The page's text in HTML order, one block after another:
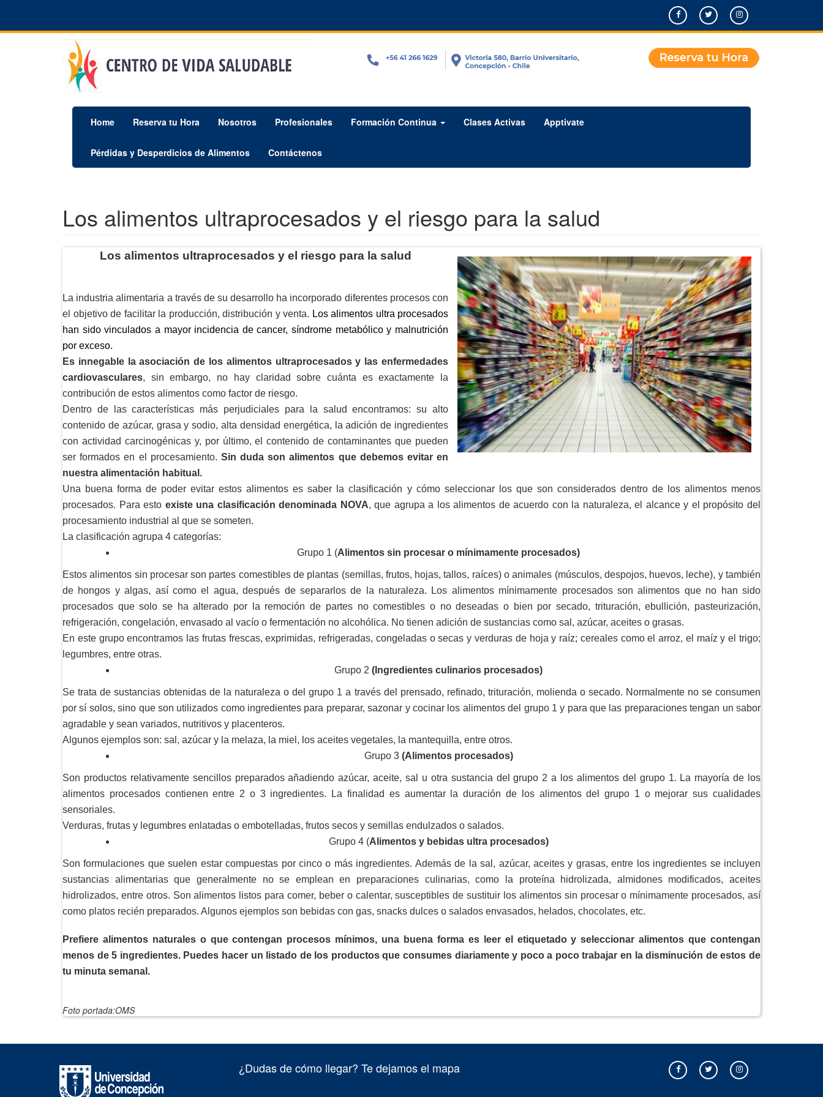
contenido
Home Reserva tu Hora Nosotros Profesionales Formación Continua Clases Activas Apptivate
Pérdidas y Desperdicios de Alimentos Contáctenos
Los alimentos ultraprocesados y el riesgo para la salud
Los alimentos ultraprocesados y el riesgo para la salud
La industria alimentaria a través de su desarrollo ha incorporado diferentes procesos con
el objetivo de facilitar la producción, distribución y venta. Los alimentos ultra procesados
han sido vinculados a mayor incidencia de cancer, síndrome metabólico y malnutrición
por exceso.
Es innegable la asociación de los alimentos ultraprocesados y las enfermedades
cardiovasculares, sin embargo, no hay claridad sobre cuánta es exactamente la
contribución de estos alimentos como factor de riesgo.
Dentro de las características más perjudiciales para la salud encontramos: su alto
contenido de azúcar, grasa y sodio, alta densidad energética, la adición de ingredientes
con actividad carcinogénicas y, por último, el contenido de contaminantes que pueden
ser formados en el procesamiento. Sin duda son alimentos que debemos evitar en
nuestra alimentación habitual.
Una buena forma de poder evitar estos alimentos es saber la clasificación y cómo seleccionar los que son considerados dentro de los alimentos menos
procesados. Para esto existe una clasificación denominada NOVA, que agrupa a los alimentos de acuerdo con la naturaleza, el alcance y el propósito del
procesamiento industrial al que se someten.
La clasificación agrupa 4 categorías:
Grupo 1 (Alimentos sin procesar o mínimamente procesados)
Estos alimentos sin procesar son partes comestibles de plantas (semillas, frutos, hojas, tallos, raíces) o animales (músculos, despojos, huevos, leche), y también
de hongos y algas, así como el agua, después de separarlos de la naturaleza. Los alimentos mínimamente procesados son alimentos que no han sido
procesados que solo se ha alterado por la remoción de partes no comestibles o no deseadas o bien por secado, trituración, ebullición, pasteurización,
refrigeración, congelación, envasado al vacío o fermentación no alcohólica. No tienen adición de sustancias como sal, azúcar, aceites o grasas.
En este grupo encontramos las frutas frescas, exprimidas, refrigeradas, congeladas o secas y verduras de hoja y raíz; cereales como el arroz, el maíz y el trigo;
legumbres, entre otras.
Grupo 2 (Ingredientes culinarios procesados)
Se trata de sustancias obtenidas de la naturaleza o del grupo 1 a través del prensado, refinado, trituración, molienda o secado. Normalmente no se consumen
por sí solos, sino que son utilizados como ingredientes para preparar, sazonar y cocinar los alimentos del grupo 1 y para que las preparaciones tengan un sabor
agradable y sean variados, nutritivos y placenteros.
Algunos ejemplos son: sal, azúcar y la melaza, la miel, los aceites vegetales, la mantequilla, entre otros.
Grupo 3 (Alimentos procesados)
Son productos relativamente sencillos preparados añadiendo azúcar, aceite, sal u otra sustancia del grupo 2 a los alimentos del grupo 1. La mayoría de los
alimentos procesados contienen entre 2 o 3 ingredientes. La finalidad es aumentar la duración de los alimentos del grupo 1 o mejorar sus cualidades
sensoriales.
Verduras, frutas y legumbres enlatadas o embotelladas, frutos secos y semillas endulzados o salados.
Grupo 4 (Alimentos y bebidas ultra procesados)
Son formulaciones que suelen estar compuestas por cinco o más ingredientes. Además de la sal, azúcar, aceites y grasas, entre los ingredientes se incluyen
sustancias alimentarias que generalmente no se emplean en preparaciones culinarias, como la proteína hidrolizada, almidones modificados, aceites
hidrolizados, entre otros. Son alimentos listos para comer, beber o calentar, susceptibles de sustituir los alimentos sin procesar o mínimamente procesados, así
como platos recién preparados. Algunos ejemplos son bebidas con gas, snacks dulces o salados envasados, helados, chocolates, etc.
Prefiere alimentos naturales o que contengan procesos mínimos, una buena forma es leer el etiquetado y seleccionar alimentos que contengan
menos de 5 ingredientes. Puedes hacer un listado de los productos que consumes diariamente y poco a poco trabajar en la disminución de estos de
tu minuta semanal.
Foto portada:OMS
¿Dudas de cómo llegar? Te dejamos el mapa